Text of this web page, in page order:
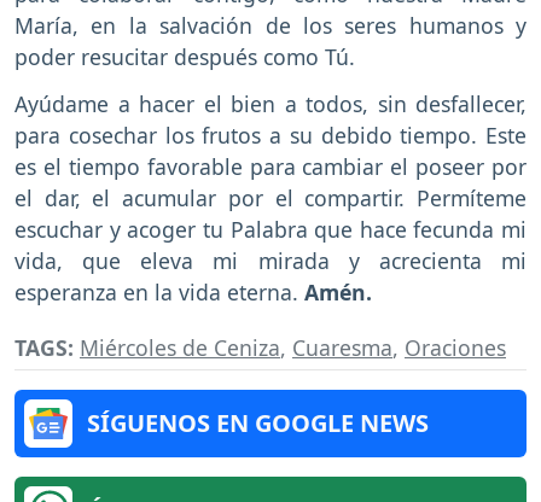
María, en la salvación de los seres humanos y
poder resucitar después como Tú.
Ayúdame a hacer el bien a todos, sin desfallecer,
para cosechar los frutos a su debido tiempo. Este
es el tiempo favorable para cambiar el poseer por
el dar, el acumular por el compartir. Permíteme
escuchar y acoger tu Palabra que hace fecunda mi
vida, que eleva mi mirada y acrecienta mi
esperanza en la vida eterna. Amén.
TAGS: Miércoles de Ceniza, Cuaresma, Oraciones
SÍGUENOS EN GOOGLE NEWS